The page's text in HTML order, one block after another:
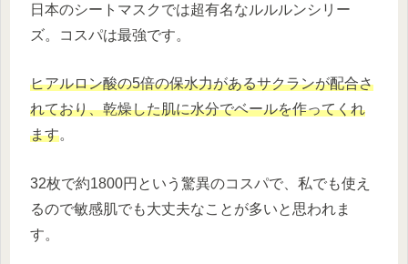
日本のシートマスクでは超有名なルルルンシリー
ズ。コスパは最強です。
ヒアルロン酸の5倍の保水力があるサクランが配合さ
れており、乾燥した肌に水分でベールを作ってくれ
ます。
32枚で約1800円という驚異のコスパで、私でも使え
るので敏感肌でも大丈夫なことが多いと思われま
す。